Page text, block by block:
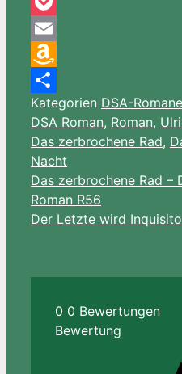
Pocket
Email
Amazon
Wish
List
Teilen
Kategorien DSA-Romane
DSA Roman, Roman,
Das zerbrochene Rad,
Nacht
Das zerbrochene Rad –
Roman R56
Der Letzte wird
0 0 Bewertungen
Bewertung